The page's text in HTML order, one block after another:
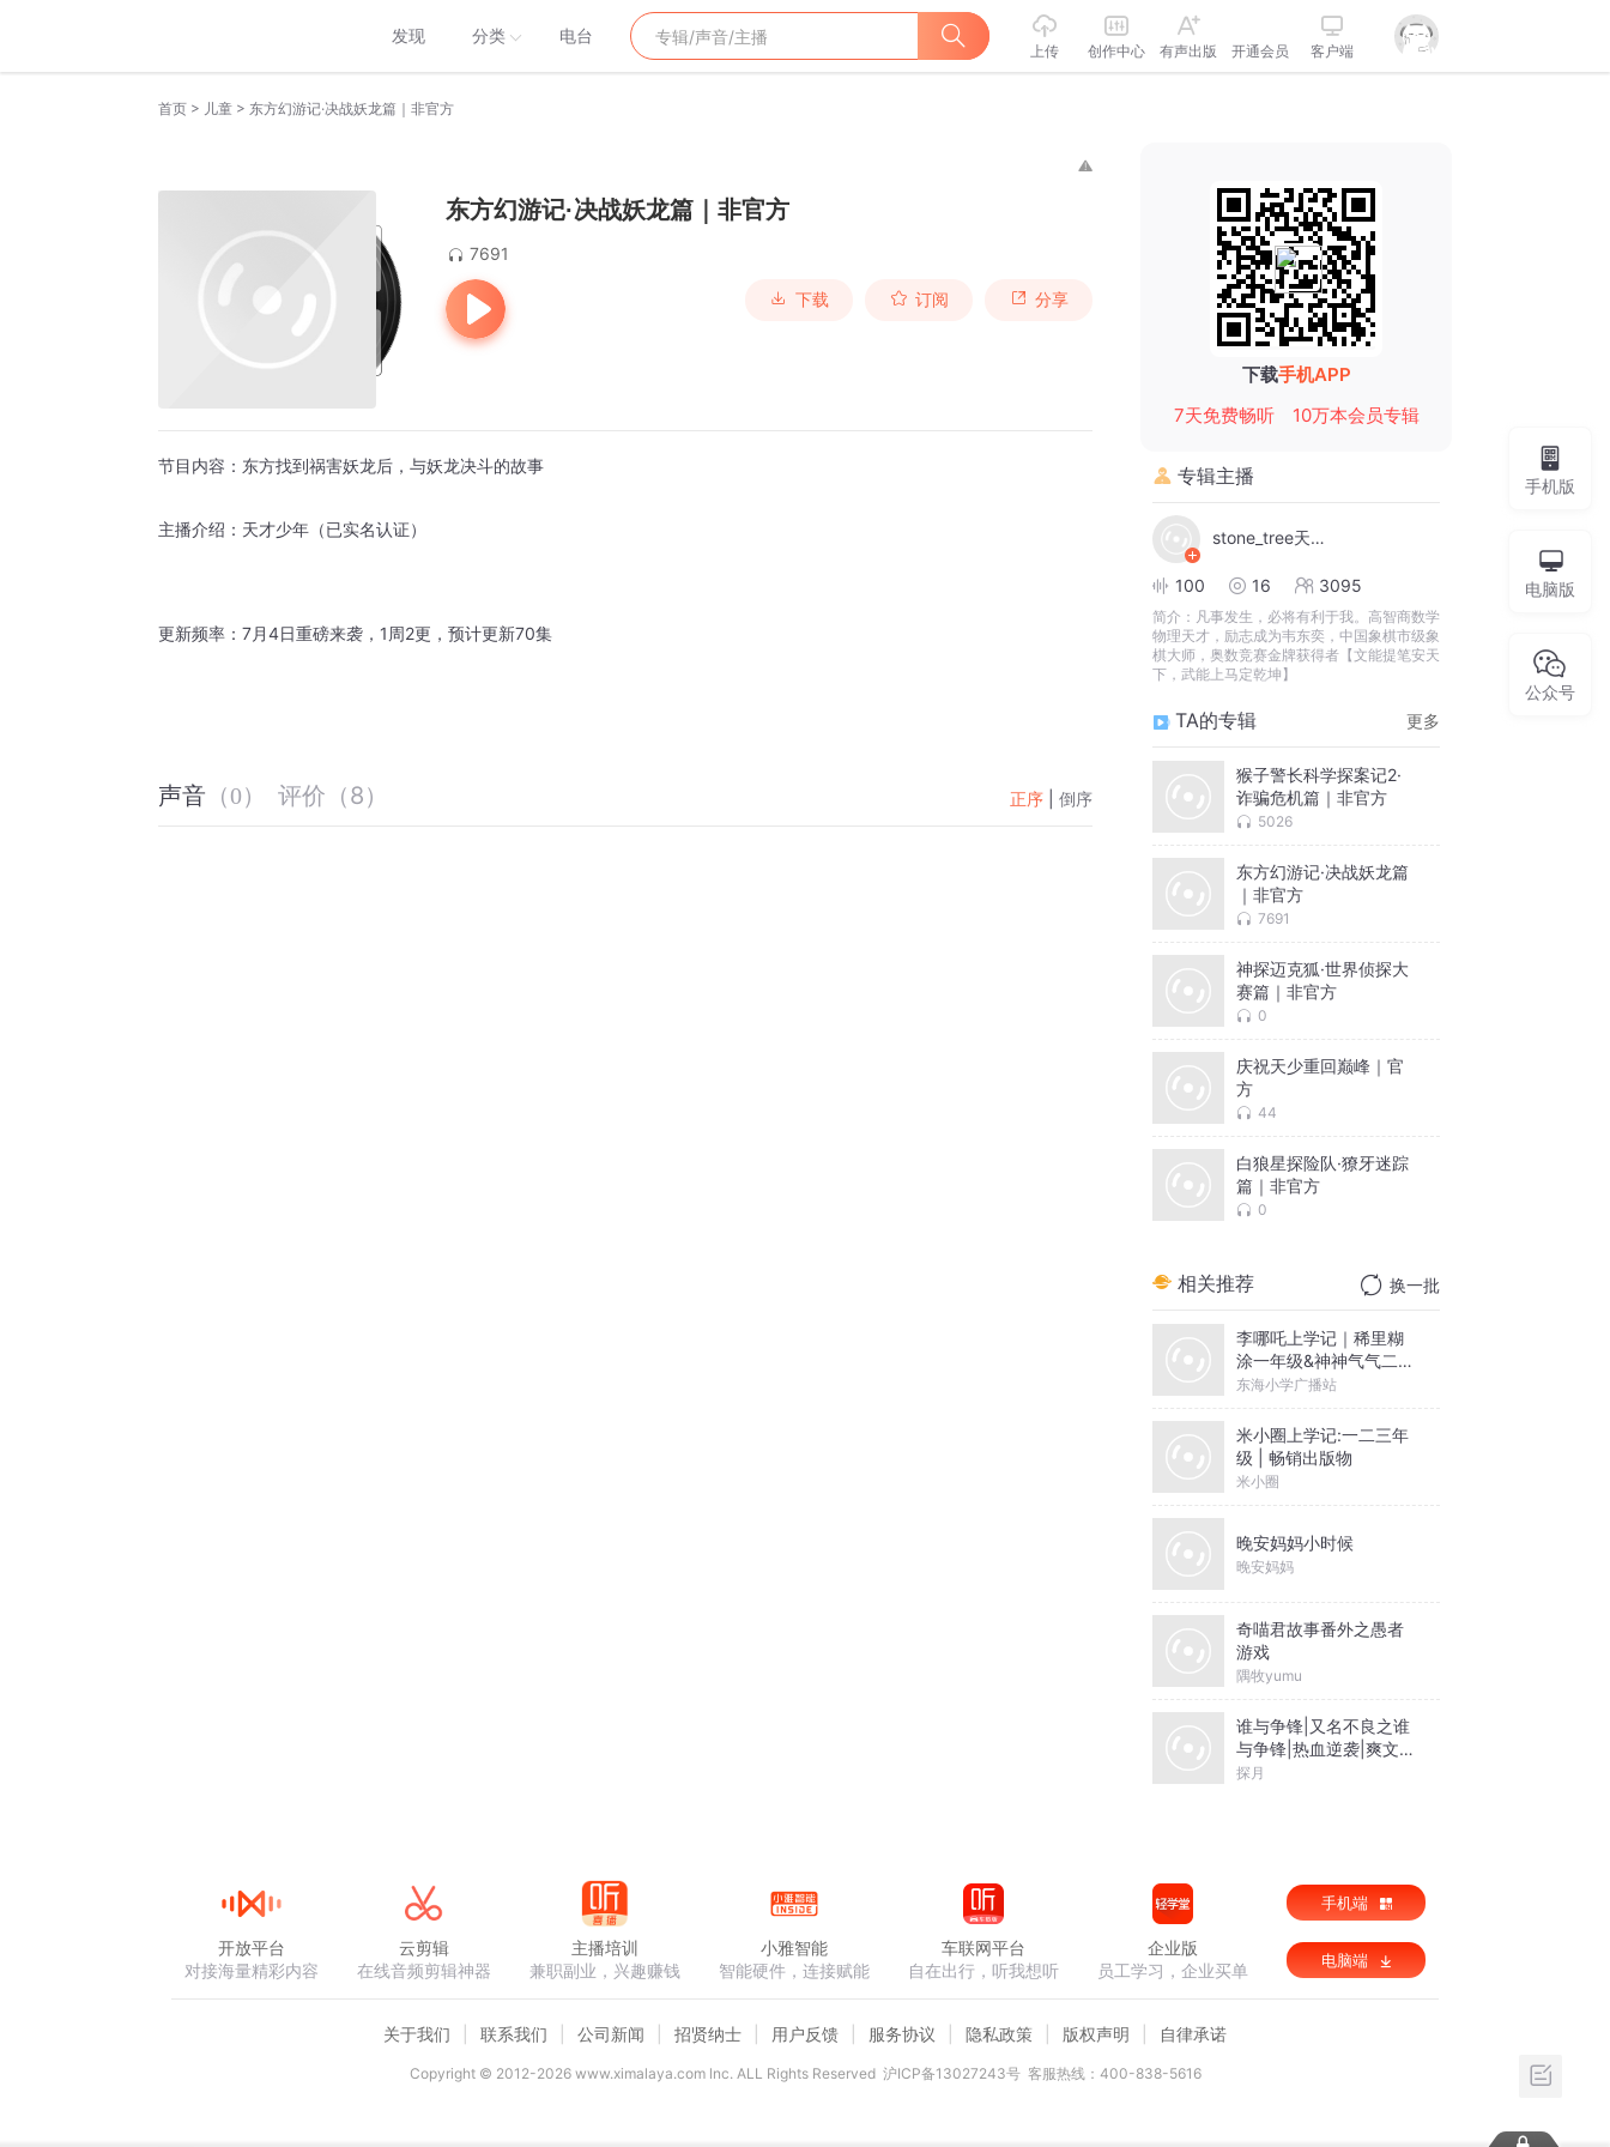
发现 分类 电台
上传 创作中心 有声出版 开通会员 客户端
首页 > 儿童 > 东方幻游记·决战妖龙篇｜非官方
东方幻游记·决战妖龙篇｜非官方
7691
下载 订阅 分享
节目内容：东方找到祸害妖龙后，与妖龙决斗的故事
主播介绍：天才少年（已实名认证）
更新频率：7月4日重磅来袭，1周2更，预计更新70集
声音 （0） 评价 （8） 正序 倒序
下载手机APP
7天免费畅听
10万本会员专辑
专辑主播
stone_tree天才少年
100 16 3095
简介： 凡事发生，必将有利于我。高智商数学
物理天才，励志成为韦东奕，中国象棋市级象
棋大师，奥数竞赛金牌获得者【文能提笔安天
下，武能上马定乾坤】
TA的专辑 更多
猴子警长科学探案记2·
诈骗危机篇｜非官方
5026
东方幻游记·决战妖龙篇
｜非官方
7691
神探迈克狐·世界侦探大
赛篇｜非官方
0
庆祝天少重回巅峰｜官
方
44
白狼星探险队·獠牙迷踪
篇｜非官方
0
相关推荐 换一批
李哪吒上学记｜稀里糊
涂一年级&神神气气二年
级
东海小学广播站
米小圈上学记:一二三年
级 | 畅销出版物
米小圈
晚安妈妈小时候
晚安妈妈
奇喵君故事番外之愚者
游戏
隅牧yumu
谁与争锋|又名不良之谁
与争锋|热血逆袭|爽文爆
笑|会员免费
探月
手机版
电脑版
公众号
开放平台
对接海量精彩内容
云剪辑
在线音频剪辑神器
主播培训
兼职副业，兴趣赚钱
小雅智能
智能硬件，连接赋能
车联网平台
自在出行，听我想听
企业版
员工学习，企业买单
手机端
电脑端
关于我们 联系我们 公司新闻 招贤纳士 用户反馈 服务协议 隐私政策 版权声明 自律承诺
Copyright © 2012-2026www.ximalaya.com lnc. ALL Rights Reserved 沪ICP备13027243号 客服热线：400-838-5616